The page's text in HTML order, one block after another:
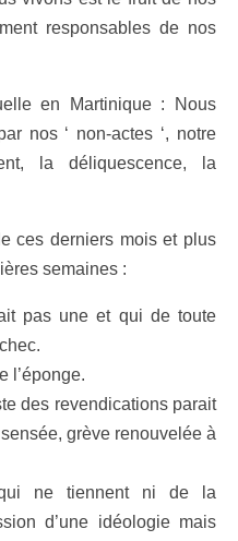
responsables de nos
en Martinique : Nous
nos ‘ non-actes ‘, notre
la déliquescence, la
ces derniers mois et plus
semaines :
pas une et qui de toute
l’éponge.
des revendications parait
grève renouvelée à
ne tiennent ni de la
d’une idéologie mais